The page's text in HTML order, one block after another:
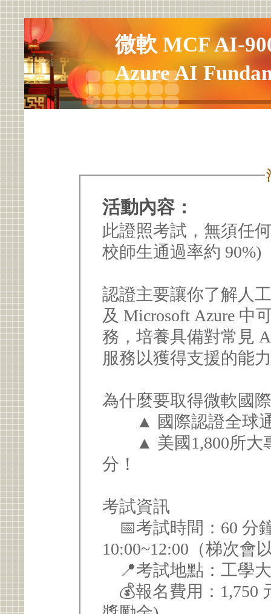
微軟 MCF AI-
Azure AI
活動內容：
此證照考試，無須任
校師生通過率約 90%)
認證主要讓你了解人
及 Microsoft Azure 中
務，培養具備對常見
服務以獲得支援的能
為什麼要取得微軟國
▲ 國際認證全球通
▲ 美國1,800所大專
分！
考試資訊
📅考試時間：60 分
10:00~12:00（梯次會
📍考試地點：工學
💰報名費用：1,750